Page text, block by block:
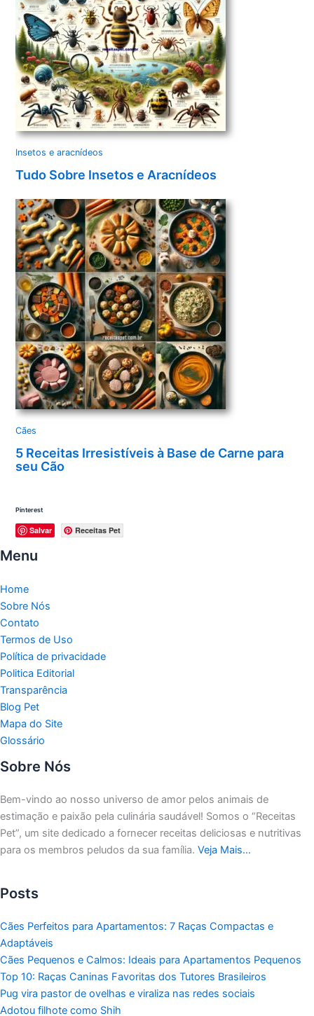
Insetos e aracnídeos
Tudo Sobre Insetos e Aracnídeos
Cães
5 Receitas Irresistíveis à Base de Carne para
seu Cão
Pinterest
Salvar Receitas Pet
Menu
Home
Sobre Nós
Contato
Termos de Uso
Política de privacidade
Politica Editorial
Transparência
Blog Pet
Mapa do Site
Glossário
Sobre Nós
Bem-vindo ao nosso universo de amor pelos animais de
estimação e paixão pela culinária saudável! Somos o “Receitas
Pet”, um site dedicado a fornecer receitas deliciosas e nutritivas
para os membros peludos da sua família. Veja Mais…
Posts
Cães Perfeitos para Apartamentos: 7 Raças Compactas e
Adaptáveis
Cães Pequenos e Calmos: Ideais para Apartamentos Pequenos
Top 10: Raças Caninas Favoritas dos Tutores Brasileiros
Pug vira pastor de ovelhas e viraliza nas redes sociais
Adotou filhote como Shih